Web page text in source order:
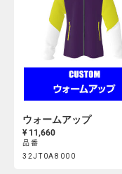
ウォームアップ
¥ 11,660
Product
品番
32JT0A8000